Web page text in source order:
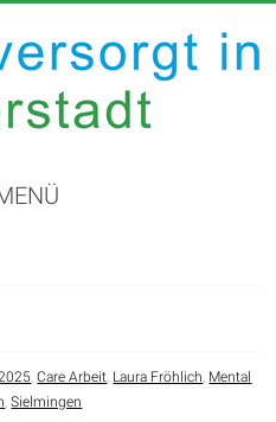
,Care Arbeit, Laura Fröhlich, Mental
,Sielmingen